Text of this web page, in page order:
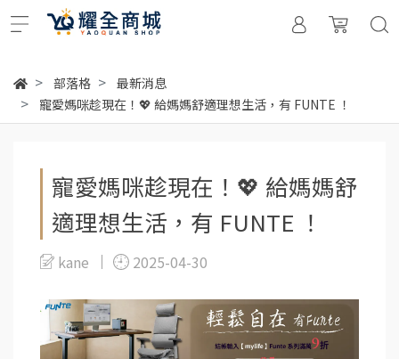
部落格
最新消息
寵愛媽咪趁現在！💖 給媽媽舒適理想生活，有 FUNTE ！
寵愛媽咪趁現在！💖 給媽媽舒
適理想生活，有 FUNTE ！
kane 2025-04-30